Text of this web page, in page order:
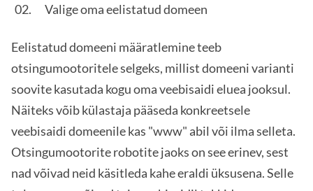
Valige oma eelistatud domeen
Eelistatud domeeni määratlemine teeb
otsingumootoritele selgeks, millist domeeni varianti
soovite kasutada kogu oma veebisaidi eluea jooksul.
Näiteks võib külastaja pääseda konkreetsele
veebisaidi domeenile kas "www" abil või ilma selleta.
Otsingumootorite robotite jaoks on see erinev, sest
nad võivad neid käsitleda kahe eraldi üksusena. Selle